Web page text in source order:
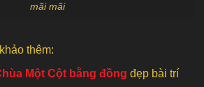
mãi mãi
thêm:
Một Cột bằng đồng đẹp bài trí